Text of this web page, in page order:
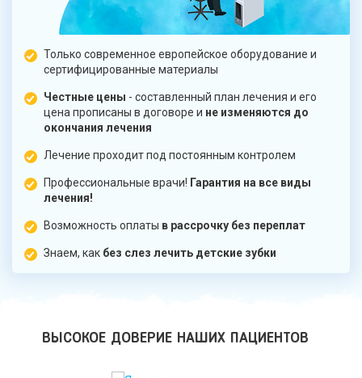
Только современное европейское оборудование и
сертифицированные материалы
Честные цены - составленный план лечения и его
цена прописаны в договоре и не изменяются до
окончания лечения
Лечение проходит под постоянным контролем
Профессиональные врачи! Гарантия на все виды
лечения!
Возможность оплаты в рассрочку без переплат
Знаем, как без слез лечить детские зубки
ВЫСОКОЕ ДОВЕРИЕ НАШИХ ПАЦИЕНТОВ